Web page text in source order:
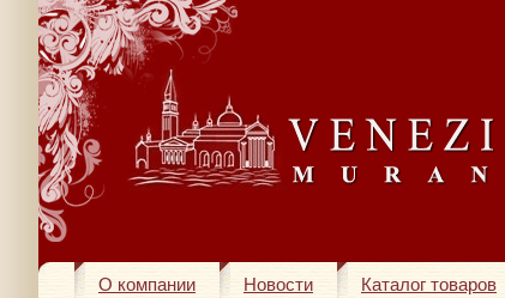
О компании Новости Каталог товаров